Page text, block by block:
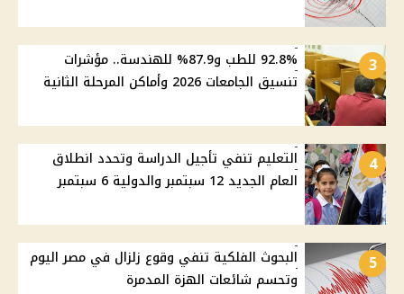
3
92.8% للطب و87.9% للهندسة.. مؤشرات
تنسيق الجامعات 2026 وأماكن المرحلة الثانية
4
التعليم تنفي تأجيل الدراسة وتحدد انطلاق
العام الجديد 12 سبتمبر والدولية 6 سبتمبر
5
البحوث الفلكية تنفي وقوع زلزال في مصر اليوم
وتحسم شائعات الهزة المدمرة